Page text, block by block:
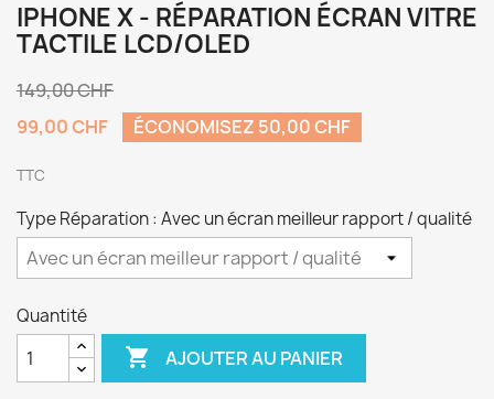
IPHONE X - RÉPARATION ÉCRAN VITRE
TACTILE LCD/OLED
149,00 CHF
99,00 CHF
ÉCONOMISEZ 50,00 CHF
TTC
Type Réparation : Avec un écran meilleur rapport / qualité
Quantité
 AJOUTER AU PANIER